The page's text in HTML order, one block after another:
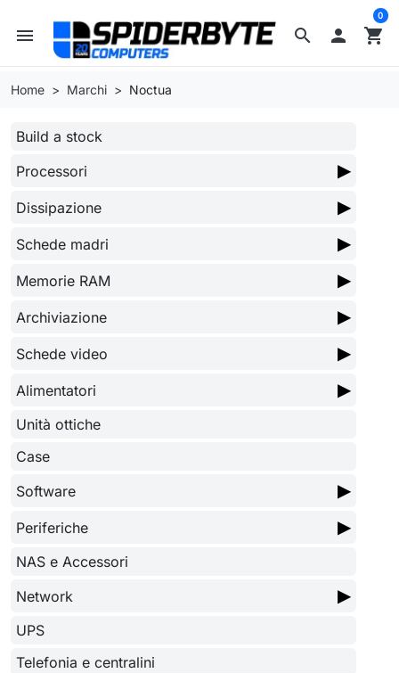
search
menu  shopping_cart
0
Home Marchi Noctua
Build a stock
Processori
▶
Dissipazione ▶
Schede madri ▶
Memorie RAM ▶
Archiviazione ▶
Schede video ▶
Alimentatori ▶
Unità ottiche
Case
Software
▶
Periferiche ▶
NAS e Accessori
Network
▶
UPS
Telefonia e centralini